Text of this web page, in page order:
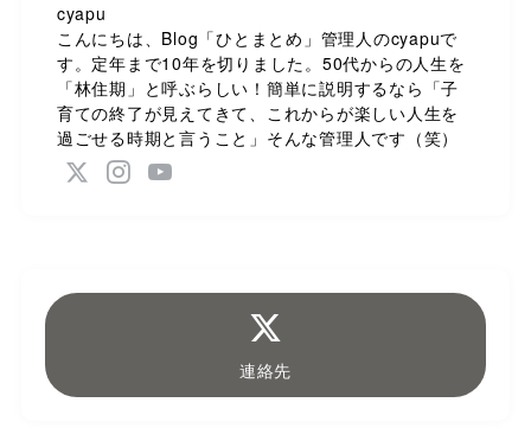
cyapu
こんにちは、Blog「ひとまとめ」管理人のcyapuで
す。定年まで10年を切りました。50代からの人生を
「林住期」と呼ぶらしい！簡単に説明するなら「子
育ての終了が見えてきて、これからが楽しい人生を
過ごせる時期と言うこと」そんな管理人です（笑）
連絡先